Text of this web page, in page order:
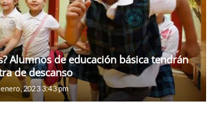
Alumnos de educación básica tendrán
de descanso
2023 3:43 pm